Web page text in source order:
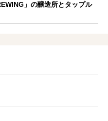
」の醸造所とタップル